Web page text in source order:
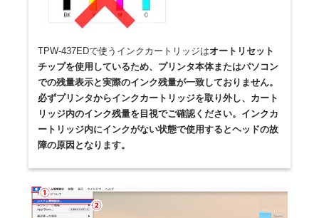
TPW-437EDで使うインクカートリッジはオートリセット
チップを使用しているため、プリンタ本体またはパソコン
での残量表示と実際のインク残量が一致しておりません。
必ずプリンタからインクカートリッジを取り外し、カート
リッジ内のインク残量を目視でご確認ください。インクカ
ートリッジ内にインクがない状態で使用するとヘッドの故
障の原因となります。